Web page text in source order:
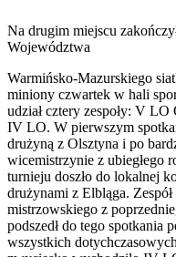
Na drugim miejscu
Województwa
Warmińsko-Mazurskiego
miniony czwartek w hali
udział cztery zespoły: V
IV LO. W pierwszym
drużyną z Olsztyna i po
wicemistrzynie z ubiegłego
turnieju doszło do lokalnej
drużynami z Elbląga.
mistrzowskiego z
podszedł do tego spotkania
wszystkich